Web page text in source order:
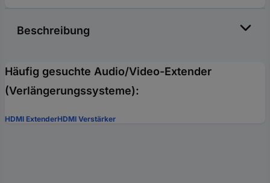
Beschreibung
Häufig gesuchte Audio/Video-Extender
(Verlängerungssysteme):
HDMI ExtenderHDMI Verstärker